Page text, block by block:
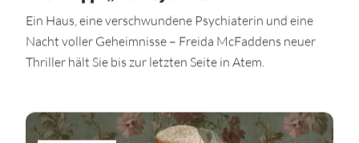
Ein Haus, eine verschwundene Psychiaterin und eine
Nacht voller Geheimnisse – Freida McFaddens neuer
Thriller hält Sie bis zur letzten Seite in Atem.